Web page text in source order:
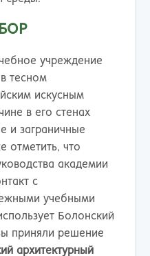
учреждение
тесном
искусным
в его стенах
и заграничные
отметить, что
академии
с
учебными
Болонский
приняли решение
архитектурный